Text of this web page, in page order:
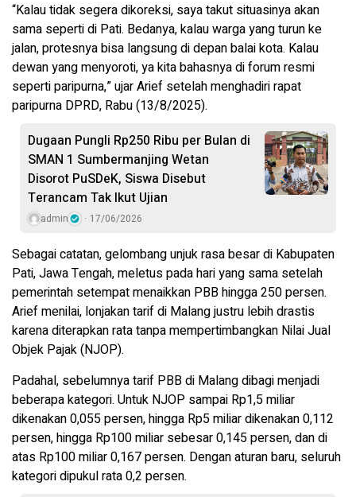
“Kalau tidak segera dikoreksi, saya takut situasinya akan
sama seperti di Pati. Bedanya, kalau warga yang turun ke
jalan, protesnya bisa langsung di depan balai kota. Kalau
dewan yang menyoroti, ya kita bahasnya di forum resmi
seperti paripurna,” ujar Arief setelah menghadiri rapat
paripurna DPRD, Rabu (13/8/2025).
Dugaan Pungli Rp250 Ribu per Bulan di
SMAN 1 Sumbermanjing Wetan
Disorot PuSDeK, Siswa Disebut
Terancam Tak Ikut Ujian
admin 17/06/2026
Sebagai catatan, gelombang unjuk rasa besar di Kabupaten
Pati, Jawa Tengah, meletus pada hari yang sama setelah
pemerintah setempat menaikkan PBB hingga 250 persen.
Arief menilai, lonjakan tarif di Malang justru lebih drastis
karena diterapkan rata tanpa mempertimbangkan Nilai Jual
Objek Pajak (NJOP).
Padahal, sebelumnya tarif PBB di Malang dibagi menjadi
beberapa kategori. Untuk NJOP sampai Rp1,5 miliar
dikenakan 0,055 persen, hingga Rp5 miliar dikenakan 0,112
persen, hingga Rp100 miliar sebesar 0,145 persen, dan di
atas Rp100 miliar 0,167 persen. Dengan aturan baru, seluruh
kategori dipukul rata 0,2 persen.